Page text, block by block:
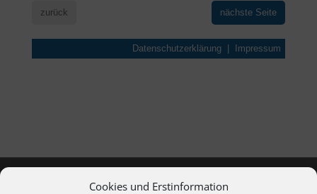
Cookies und Erstinformation